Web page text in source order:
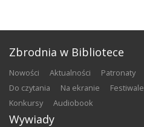
Zbrodnia w Bibliotece
nowości aktualności patronaty
do czytania
na ekranie festiwale
konkursy
audiobook
Wywiady